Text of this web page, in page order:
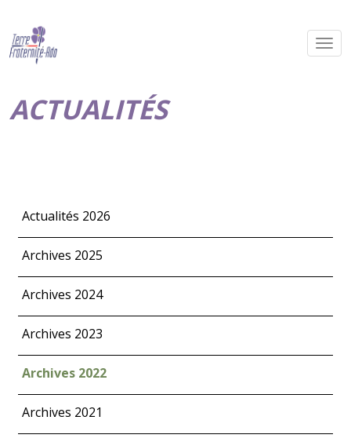
ACTUALITÉS
Actualités 2026
Archives 2025
Archives 2024
Archives 2023
Archives 2022
Archives 2021